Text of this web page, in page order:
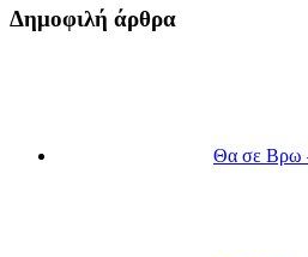
Δημοφιλή άρθρα
Θα σε Βρω